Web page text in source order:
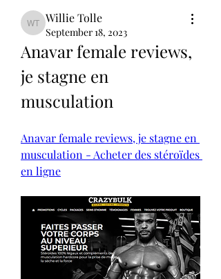
Willie Tolle
Willie Tolle
September 18, 2023
Anavar female reviews,
je stagne en
musculation
Anavar female reviews, je stagne en
musculation - Acheter des stéroïdes
en ligne